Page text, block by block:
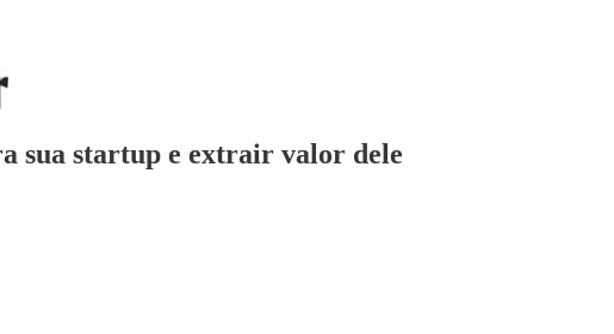
sua startup e extrair valor dele